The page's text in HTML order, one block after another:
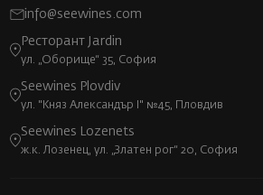
info@seewines.com
Ресторант Jardin
ул. „Оборище“ 35, София
Seewines Plovdiv
ул. "Княз Александър I" №45, Пловдив
Seewines Lozenets
ж.к. Лозенец, ул. „Златен рог“ 20, София